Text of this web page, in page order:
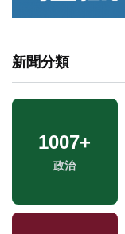
新聞分類
1007+
政治